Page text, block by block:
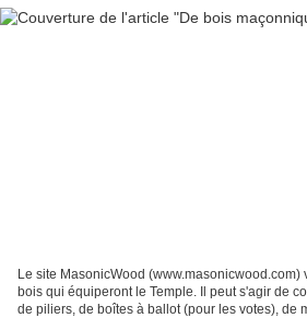
Le site MasonicWood
bois qui équiperont le Temple. Il peut s'agir de
de piliers, de boîtes à ballot (pour les votes), de